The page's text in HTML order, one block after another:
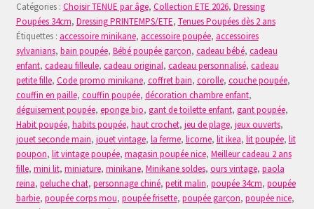
options
peuvent
être
choisies
sur
la
page
du
produit
Catégories : Choisir TENUE par âge, Collection ETE 2026, Dressing
Poupées 34cm, Dressing PRINTEMPS/ETE, Tenues Poupées dès 2 ans
Étiquettes : accessoire minikane, accessoire poupée, accessoires
sylvanians, bain poupée, Bébé poupée garçon, cadeau bébé, cadeau
enfant, cadeau filleule, cadeau original, cadeau personnalisé, cadeau
petite fille, Code promo minikane, coffret bain, corolle, couche poupée,
couffin en paille, couffin poupée, décoration chambre enfant,
déguisement poupée, eponge bio, gant de toilette enfant, gant poupée,
Habit poupée, habits poupée, haut crochet, jeu de plage, jeux ouverts,
jouet seconde main, jouet vintage, la ferme, licorne, lit ikea, lit poupée, lit
poupon, lit vintage poupée, magasin poupée nice, Meilleur cadeau 2 ans
fille, mini lit, miniature, minikane, Minikane soldes, ours vintage, paola
reina, peluche chat, personnage chiné, petit malin, poupée 34cm, poupée
barbie, poupée corps mou, poupée frisette, poupée garçon, poupée nice,